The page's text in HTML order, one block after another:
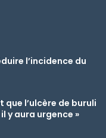
l’incidence du
que l’ulcère de buruli
y aura urgence »